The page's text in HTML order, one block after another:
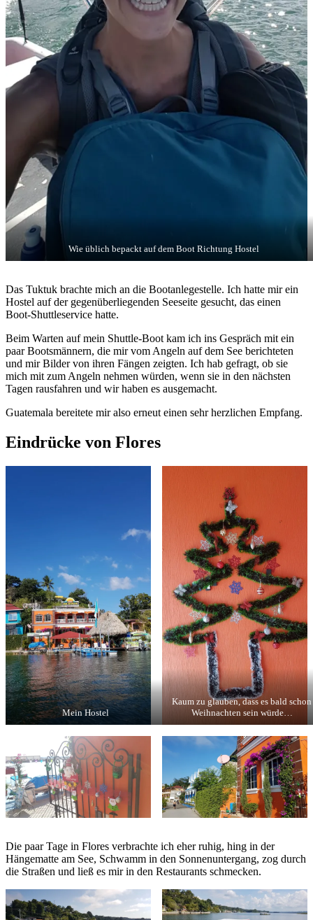
Wie üblich bepackt auf dem Boot Richtung Hostel
Das Tuktuk brachte mich an die Bootanlegestelle. Ich hatte mir ein
Hostel auf der gegenüberliegenden Seeseite gesucht, das einen
Boot-Shuttleservice hatte.
Beim Warten auf mein Shuttle-Boot kam ich ins Gespräch mit ein
paar Bootsmännern, die mir vom Angeln auf dem See berichteten
und mir Bilder von ihren Fängen zeigten. Ich hab gefragt, ob sie
mich mit zum Angeln nehmen würden, wenn sie in den nächsten
Tagen rausfahren und wir haben es ausgemacht.
Guatemala bereitete mir also erneut einen sehr herzlichen Empfang.
Eindrücke von Flores
Mein Hostel
Kaum zu glauben, dass es bald schon
Weihnachten sein würde…
Die paar Tage in Flores verbrachte ich eher ruhig, hing in der
Hängematte am See, Schwamm in den Sonnenuntergang, zog durch
die Straßen und ließ es mir in den Restaurants schmecken.